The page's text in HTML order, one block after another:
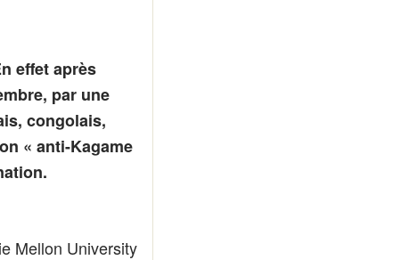
effet après
par une
congolais,
« anti-Kagame
Mellon University